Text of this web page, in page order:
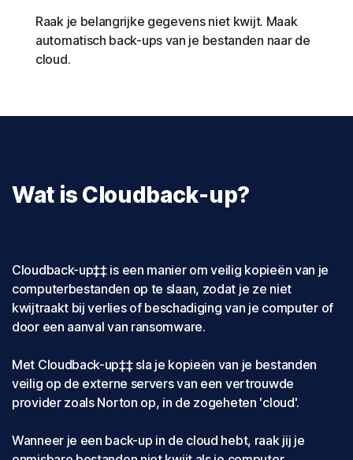
Raak je belangrijke gegevens niet kwijt. Maak
automatisch back-ups van je bestanden naar de
cloud.
Wat is Cloudback-up?
Cloudback-up‡‡ is een manier om veilig kopieën van je
computerbestanden op te slaan, zodat je ze niet
kwijtraakt bij verlies of beschadiging van je computer of
door een aanval van ransomware.
Met Cloudback-up‡‡ sla je kopieën van je bestanden
veilig op de externe servers van een vertrouwde
provider zoals Norton op, in de zogeheten 'cloud'.
Wanneer je een back-up in de cloud hebt, raak jij je